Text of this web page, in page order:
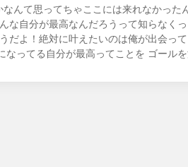
んて思ってちゃここには来れなかった
な自分が最高なんだろうって知らなく
だよ！絶対に叶えたいのは俺が出会っ
なってる自分が最高ってことを ゴール